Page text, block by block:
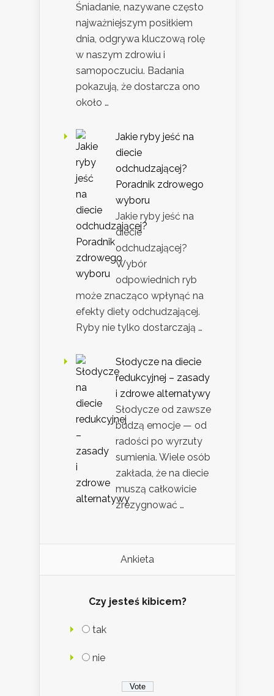
Śniadanie, nazywane często
najważniejszym posiłkiem
dnia, odgrywa kluczową rolę
w naszym zdrowiu i
samopoczuciu. Badania
pokazują, że dostarcza ono
około …
Jakie ryby jeść na
diecie
odchudzającej?
Poradnik zdrowego
wyboru
Jakie ryby jeść na
diecie
odchudzającej?
Wybór
odpowiednich ryb
może znacząco wpłynąć na
efekty diety odchudzającej.
Ryby nie tylko dostarczają …
Słodycze na diecie
redukcyjnej – zasady
i zdrowe alternatywy
Słodycze od zawsze
budzą emocje — od
radości po wyrzuty
sumienia. Wiele osób
zakłada, że na diecie
muszą całkowicie
zrezygnować …
Ankieta
Czy jesteś kibicem?
tak
nie